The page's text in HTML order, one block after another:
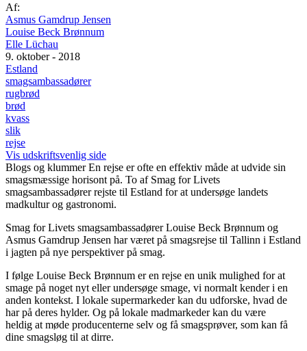
Af:
Asmus Gamdrup Jensen
Louise Beck Brønnum
Elle Lüchau
9. oktober - 2018
Estland
smagsambassadører
rugbrød
brød
kvass
slik
rejse
Vis udskriftsvenlig side
Blogs og klummerEn rejse er ofte en effektiv måde at udvide sin
smagsmæssige horisont på. To af Smag for Livets
smagsambassadører rejste til Estland for at undersøge landets
madkultur og gastronomi.
Smag for Livets smagsambassadører Louise Beck Brønnum og
Asmus Gamdrup Jensen har været på smagsrejse til Tallinn i Estland
i jagten på nye perspektiver på smag.
I følge Louise Beck Brønnum er en rejse en unik mulighed for at
smage på noget nyt eller undersøge smage, vi normalt kender i en
anden kontekst. I lokale supermarkeder kan du udforske, hvad de
har på deres hylder. Og på lokale madmarkeder kan du være
heldig at møde producenterne selv og få smagsprøver, som kan få
dine smagsløg til at dirre.